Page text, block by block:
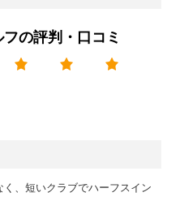
の評判・口コミ
、短いクラブでハーフスイン